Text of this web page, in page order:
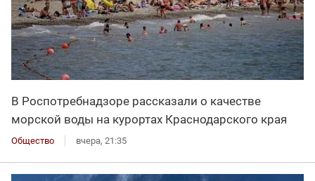
В Роспотребнадзоре рассказали о качестве
морской воды на курортах Краснодарского края
Общество вчера, 21:35